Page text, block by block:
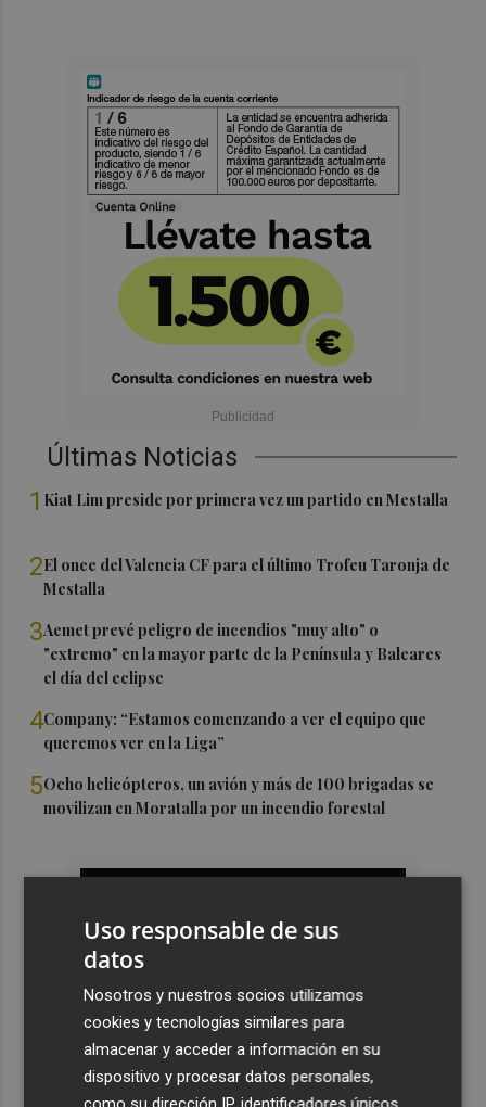
Últimas Noticias
1 Kiat Lim preside por primera vez un partido en Mestalla
2El once del Valencia CF para el último Trofeu Taronja de
Mestalla
3Aemet prevé peligro de incendios "muy alto" o
"extremo" en la mayor parte de la Península y Baleares
el día del eclipse
4Company: “Estamos comenzando a ver el equipo que
queremos ver en la Liga”
5Ocho helicópteros, un avión y más de 100 brigadas se
movilizan en Moratalla por un incendio forestal
Uso responsable de sus
datos
Nosotros y nuestros socios utilizamos
cookies y tecnologías similares para
almacenar y acceder a información en su
dispositivo y procesar datos personales,